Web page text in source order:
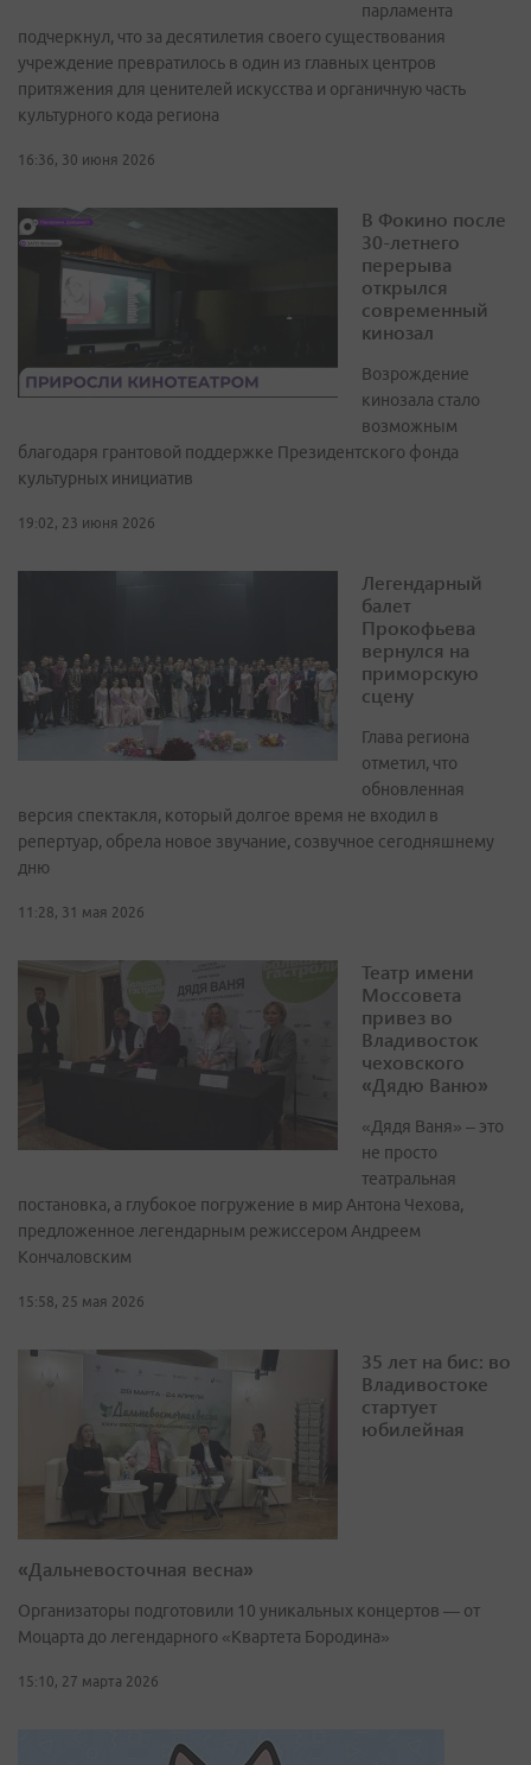
парламента
подчеркнул, что за десятилетия своего существования
учреждение превратилось в один из главных центров
притяжения для ценителей искусства и органичную часть
культурного кода региона
16:36, 30 июня 2026
В Фокино после
30-летнего
перерыва
открылся
современный
кинозал
Возрождение
кинозала стало
возможным
благодаря грантовой поддержке Президентского фонда
культурных инициатив
19:02, 23 июня 2026
Легендарный
балет
Прокофьева
вернулся на
приморскую
сцену
Глава региона
отметил, что
обновленная
версия спектакля, который долгое время не входил в
репертуар, обрела новое звучание, созвучное сегодняшнему
дню
11:28, 31 мая 2026
Театр имени
Моссовета
привез во
Владивосток
чеховского
«Дядю Ваню»
«Дядя Ваня» – это
не просто
театральная
постановка, а глубокое погружение в мир Антона Чехова,
предложенное легендарным режиссером Андреем
Кончаловским
15:58, 25 мая 2026
35 лет на бис: во
Владивостоке
стартует
юбилейная
«Дальневосточная весна»
Организаторы подготовили 10 уникальных концертов — от
Моцарта до легендарного «Квартета Бородина»
15:10, 27 марта 2026